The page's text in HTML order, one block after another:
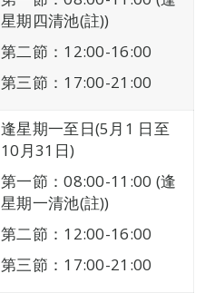
星期四清池(註))
第二節：12:00-16:00
第三節：17:00-21:00
逢星期一至日(5月1 日至
10月31日)
第一節：08:00-11:00 (逢
星期一清池(註))
第二節：12:00-16:00
第三節：17:00-21:00